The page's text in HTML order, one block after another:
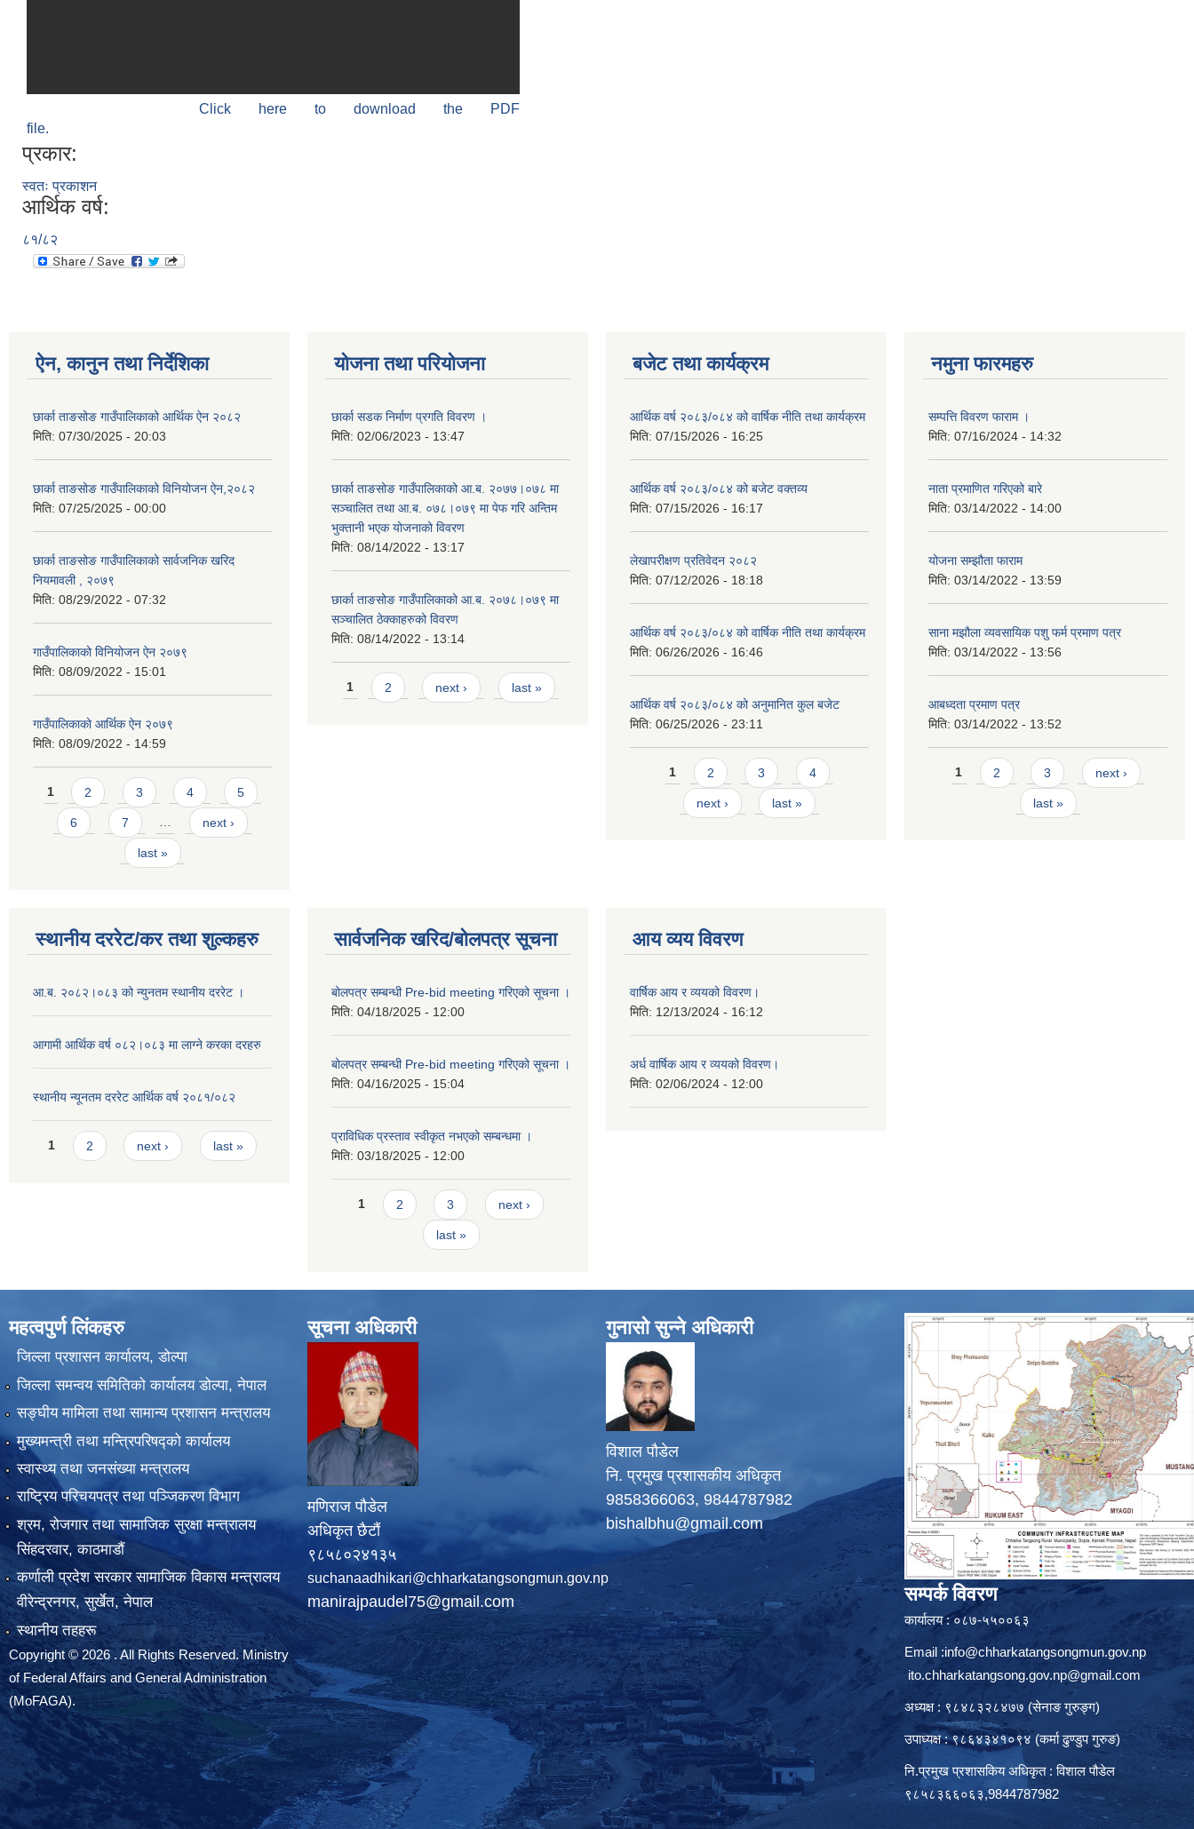
Click here to download the PDF
file.
प्रकार:
स्वतः प्रकाशन
आर्थिक वर्ष:
८१/८२
ऐन, कानुन तथा निर्देशिका
छार्का ताङसोङ गाउँपालिकाको आर्थिक ऐन २०८२
मिति: 07/30/2025 - 20:03
छार्का ताङसोङ गाउँपालिकाको विनियोजन ऐन,२०८२
मिति: 07/25/2025 - 00:00
छार्का ताङसोङ गाउँपालिकाको सार्वजनिक खरिद
नियमावली , २०७९
मिति: 08/29/2022 - 07:32
गाउँपालिकाको विनियोजन ऐन २०७९
मिति: 08/09/2022 - 15:01
गाउँपालिकाको आर्थिक ऐन २०७९
मिति: 08/09/2022 - 14:59
Pages
1 2 3 4 5
6 7 … next ›
last »
योजना तथा परियोजना
छार्का सडक निर्माण प्रगति विवरण ।
मिति: 02/06/2023 - 13:47
छार्का ताङसोङ गाउँपालिकाको आ.ब. २०७७।०७८ मा
सञ्चालित तथा आ.ब. ०७८।०७९ मा पेफ गरि अन्तिम
भुक्तानी भएक योजनाको विवरण
मिति: 08/14/2022 - 13:17
छार्का ताङसोङ गाउँपालिकाको आ.ब. २०७८।०७९ मा
सञ्चालित ठेक्काहरुको विवरण
मिति: 08/14/2022 - 13:14
Pages
1 2 next › last »
बजेट तथा कार्यक्रम
आर्थिक वर्ष २०८३/०८४ को वार्षिक नीति तथा कार्यक्रम
मिति: 07/15/2026 - 16:25
आर्थिक वर्ष २०८३/०८४ को बजेट वक्तव्य
मिति: 07/15/2026 - 16:17
लेखापरीक्षण प्रतिवेदन २०८२
मिति: 07/12/2026 - 18:18
आर्थिक वर्ष २०८३/०८४ को वार्षिक नीति तथा कार्यक्रम
मिति: 06/26/2026 - 16:46
आर्थिक वर्ष २०८३/०८४ को अनुमानित कुल बजेट
मिति: 06/25/2026 - 23:11
Pages
1 2 3 4
next › last »
नमुना फारमहरु
सम्पत्ति विवरण फाराम ।
मिति: 07/16/2024 - 14:32
नाता प्रमाणित गरिएको बारे
मिति: 03/14/2022 - 14:00
योजना सम्झौता फाराम
मिति: 03/14/2022 - 13:59
साना मझौला व्यवसायिक पशु फर्म प्रमाण पत्र
मिति: 03/14/2022 - 13:56
आबध्दता प्रमाण पत्र
मिति: 03/14/2022 - 13:52
Pages
1 2 3 next ›
last »
स्थानीय दररेट/कर तथा शुल्कहरु
आ.ब. २०८२।०८३ को न्युनतम स्थानीय दररेट ।
आगामी आर्थिक वर्ष ०८२।०८३ मा लाग्ने करका दरहरु
स्थानीय न्यूनतम दररेट आर्थिक वर्ष २०८१/०८२
Pages
1 2 next › last »
सार्वजनिक खरिद/बोलपत्र सूचना
बोलपत्र सम्बन्धी Pre-bid meeting गरिएको सूचना ।
मिति: 04/18/2025 - 12:00
बोलपत्र सम्बन्धी Pre-bid meeting गरिएको सूचना ।
मिति: 04/16/2025 - 15:04
प्राविधिक प्रस्ताव स्वीकृत नभएको सम्बन्धमा ।
मिति: 03/18/2025 - 12:00
Pages
1 2 3 next ›
last »
आय व्यय विवरण
वार्षिक आय र व्ययको विवरण।
मिति: 12/13/2024 - 16:12
अर्ध वार्षिक आय र व्ययको विवरण।
मिति: 02/06/2024 - 12:00
महत्वपुर्ण लिंकहरु
जिल्ला प्रशासन कार्यालय, डोल्पा
जिल्ला समन्वय समितिको कार्यालय डोल्पा, नेपाल
सङ्‍घीय मामिला तथा सामान्य प्रशासन मन्त्रालय
मुख्यमन्त्री तथा मन्त्रिपरिषद्को कार्यालय
स्वास्थ्य तथा जनसंख्या मन्त्रालय
राष्ट्रिय परिचयपत्र तथा पञ्जिकरण विभाग
श्रम, रोजगार तथा सामाजिक सुरक्षा मन्त्रालय
सिंहदरवार, काठमाडाैं
कर्णाली प्रदेश सरकार सामाजिक विकास मन्त्रालय
वीरेन्द्रनगर, सुर्खेत, नेपाल
स्थानीय तहहरू
Copyright © 2026 . All Rights Reserved. Ministry
of Federal Affairs and General Administration
(MoFAGA).
सूचना अधिकारी
मणिराज पौडेल
अधिकृत छैटौं
९८५८०२४१३५
suchanaadhikari@chharkatangsongmun.gov.np
manirajpaudel75@gmail.com
गुनासो सुन्ने अधिकारी
विशाल पौडेल
नि. प्रमुख प्रशासकीय अधिकृत
9858366063, 9844787982
bishalbhu@gmail.com
सम्पर्क विवरण
कार्यालय : ०८७-५५००६३
Email :info@chharkatangsongmun.gov.np
ito.chharkatangsong.gov.np@gmail.com
अध्यक्ष : ९८४८३२८४७७ (सेनाङ गुरुङ्ग)
उपाध्यक्ष : ९८६४३४१०९४ (कर्मा ढुण्डुप गुरुङ)
नि.प्रमुख प्रशासकिय अधिकृत : विशाल पौडेल
९८५८३६६०६३,9844787982